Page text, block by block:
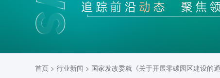
首页 > 行业新闻 > 国家发改委就《关于开展零碳园区建设的